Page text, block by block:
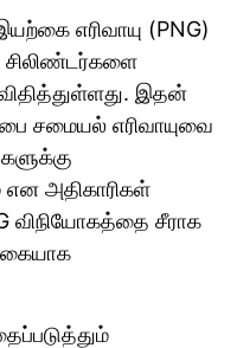
எரிவாயு (PNG)
சிலிண்டர்களை
இதன்
சமையல் எரிவாயுவை
என அதிகாரிகள்
விநியோகத்தை சீராக